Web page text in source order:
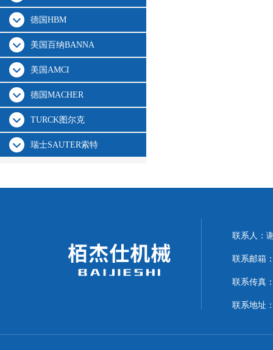
德国HBM
美国百纳BANNA
美国AMCI
德国MACHER
TURCK图尔克
瑞士SAUTER索特
联系人：
联系邮箱
联系传真
联系地址